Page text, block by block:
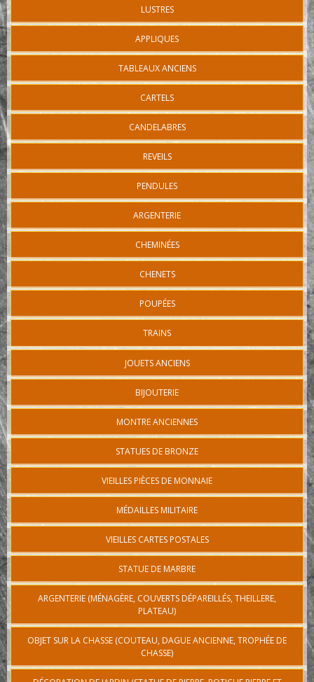
LUSTRES
APPLIQUES
TABLEAUX ANCIENS
CARTELS
CANDELABRES
REVEILS
PENDULES
ARGENTERIE
CHEMINÉES
CHENETS
POUPÉES
TRAINS
JOUETS ANCIENS
BIJOUTERIE
MONTRE ANCIENNES
STATUES DE BRONZE
VIEILLES PIÈCES DE MONNAIE
MÉDAILLES MILITAIRE
VIEILLES CARTES POSTALES
STATUE DE MARBRE
ARGENTERIE (MÉNAGÈRE, COUVERTS DÉPAREILLÉS, THEILLERE,
PLATEAU)
OBJET SUR LA CHASSE (COUTEAU, DAGUE ANCIENNE, TROPHÉE DE
CHASSE)